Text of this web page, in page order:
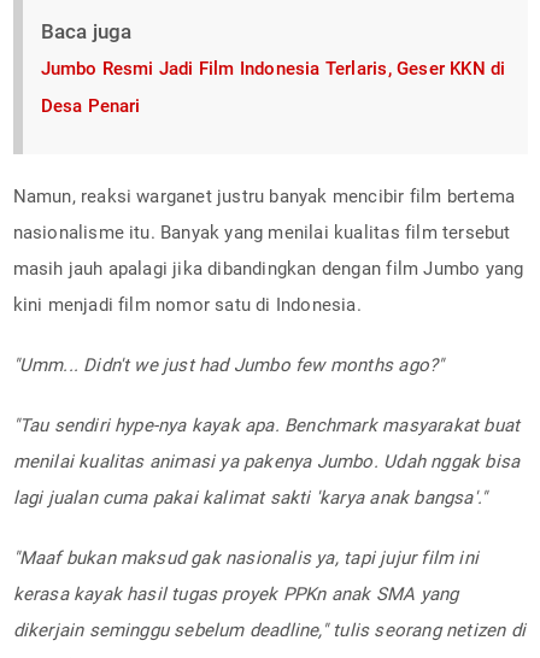
Baca juga
Jumbo Resmi Jadi Film Indonesia Terlaris, Geser KKN di
Desa Penari
Namun, reaksi warganet justru banyak mencibir film bertema
nasionalisme itu. Banyak yang menilai kualitas film tersebut
masih jauh apalagi jika dibandingkan dengan film Jumbo yang
kini menjadi film nomor satu di Indonesia.
"Umm... Didn't we just had Jumbo few months ago?"
"Tau sendiri hype-nya kayak apa. Benchmark masyarakat buat
menilai kualitas animasi ya pakenya Jumbo. Udah nggak bisa
lagi jualan cuma pakai kalimat sakti 'karya anak bangsa'."
"Maaf bukan maksud gak nasionalis ya, tapi jujur film ini
kerasa kayak hasil tugas proyek PPKn anak SMA yang
dikerjain seminggu sebelum deadline," tulis seorang netizen di